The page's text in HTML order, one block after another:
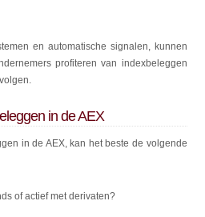
en automatische signalen, kunnen
profiteren van indexbeleggen
in de AEX
in de AEX, kan het beste de volgende
of actief met derivaten?